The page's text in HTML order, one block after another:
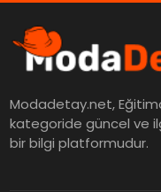
Modadetay.net,
kategoride güncel ve
bir bilgi platformudur.